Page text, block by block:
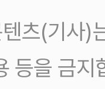
츠(기사)
등을 금지